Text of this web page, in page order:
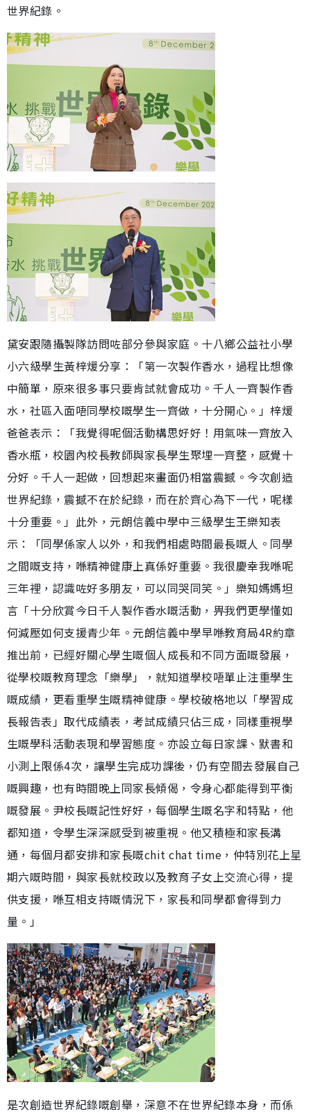
世界紀錄。
黛安跟隨攝製隊訪問咗部分參與家庭。十八鄉公益社小學
小六級學生黃梓煖分享：「第一次製作香水，過程比想像
中簡單，原來很多事只要肯試就會成功。千人一齊製作香
水，社區入面唔同學校嘅學生一齊做，十分開心。」梓煖
爸爸表示：「我覺得呢個活動構思好好！用氣味一齊放入
香水瓶，校園內校長教師與家長學生聚埋一齊整，感覺十
分好。千人一起做，回想起來畫面仍相當震撼。今次創造
世界紀錄，震撼不在於紀錄，而在於齊心為下一代，呢樣
十分重要。」此外，元朗信義中學中三級學生王樂知表
示：「同學係家人以外，和我們相處時間最長嘅人。同學
之間嘅支持，喺精神健康上真係好重要。我很慶幸我喺呢
三年裡，認識咗好多朋友，可以同哭同笑。」樂知媽媽坦
言「十分欣賞今日千人製作香水嘅活動，畀我們更學懂如
何減壓如何支援青少年。元朗信義中學早喺教育局4R約章
推出前，已經好關心學生嘅個人成長和不同方面嘅發展，
從學校嘅教育理念「樂學」，就知道學校唔單止注重學生
嘅成績，更看重學生嘅精神健康。學校破格地以「學習成
長報告表」取代成績表，考試成績只佔三成，同樣重視學
生嘅學科活動表現和學習態度。亦設立每日家課、默書和
小測上限係4次，讓學生完成功課後，仍有空間去發展自己
嘅興趣，也有時間晚上同家長傾偈，令身心都能得到平衡
嘅發展。尹校長嘅記性好好，每個學生嘅名字和特點，他
都知道，令學生深深感受到被重視。他又積極和家長溝
通，每個月都安排和家長嘅chit chat time，仲特別花上星
期六嘅時間，與家長就校政以及教育子女上交流心得，提
供支援，喺互相支持嘅情況下，家長和同學都會得到力
量。」
是次創造世界紀錄嘅創舉，深意不在世界紀錄本身，而係